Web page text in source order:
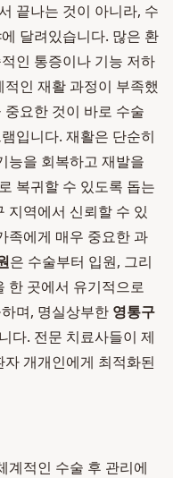
끝나는 것이 아니라, 수
달려있습니다. 많은 환
인 통증이나 기능 저하
인 재활 과정이 부족했
요한 것이 바로 수술
입니다. 재활은 단순히
능을 회복하고 재발을
복귀할 수 있도록 돕는
지역에서 신뢰할 수 있
족에게 매우 중요한 과
은 수술부터 입원, 그리
한 곳에서 유기적으로
며, 명실상부한 영통구
다. 전문 치료사들이 제
개개인에게 최적화된
계적인 수술 후 관리에